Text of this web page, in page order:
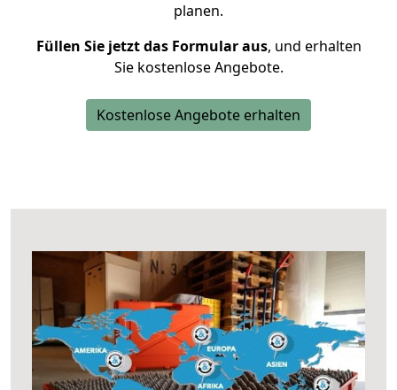
planen.
Füllen Sie jetzt das Formular aus, und erhalten
Sie kostenlose Angebote.
Kostenlose Angebote erhalten